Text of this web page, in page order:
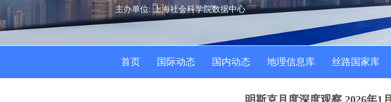
主办单位: 上海社会科学院数据中心
首页 国际动态 国内动态 地理信息库 丝路国家库
明斯克月度深度观察 2026年1月